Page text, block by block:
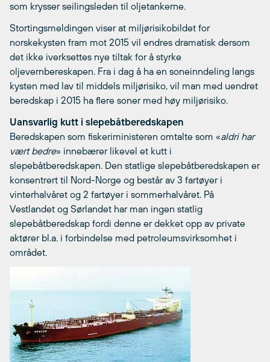
som krysser seilingsleden til oljetankerne.
Stortingsmeldingen viser at miljørisikobildet for
norskekysten fram mot 2015 vil endres dramatisk dersom
det ikke iverksettes nye tiltak for å styrke
oljevernbereskapen. Fra i dag å ha en soneinndeling langs
kysten med lav til middels miljørisiko, vil man med uendret
beredskap i 2015 ha flere soner med høy miljørisiko.
Uansvarlig kutt i slepebåtberedskapen
Beredskapen som fiskeriministeren omtalte som «aldri har
vært bedre» innebærer likevel et kutt i
slepebåtberedskapen. Den statlige slepebåtberedskapen er
konsentrert til Nord-Norge og består av 3 fartøyer i
vinterhalvåret og 2 fartøyer i sommerhalvåret. På
Vestlandet og Sørlandet har man ingen statlig
slepebåtberedskap fordi denne er dekket opp av private
aktører bl.a. i forbindelse med petroleumsvirksomhet i
området.